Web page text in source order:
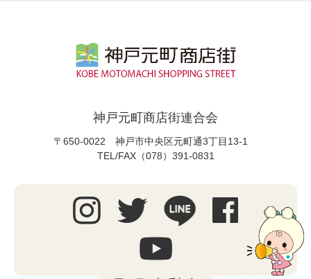
神戸元町商店街連合会
〒650-0022 神戸市中央区元町通3丁目13-1
TEL/FAX（078）391-0831